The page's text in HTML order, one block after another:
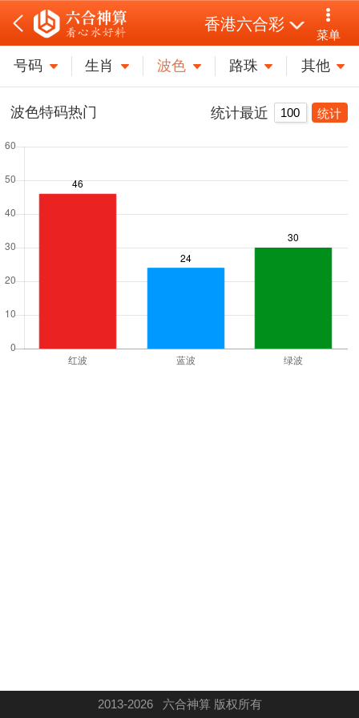
香港六合彩
菜单
号码 生肖 波色 路珠 其他
波色特码热门 统计最近 统计
2013-2026 六合神算 版权所有